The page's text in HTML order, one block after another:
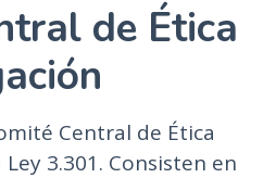
i
a
de Ética
Central de Ética
3.301. Consisten en